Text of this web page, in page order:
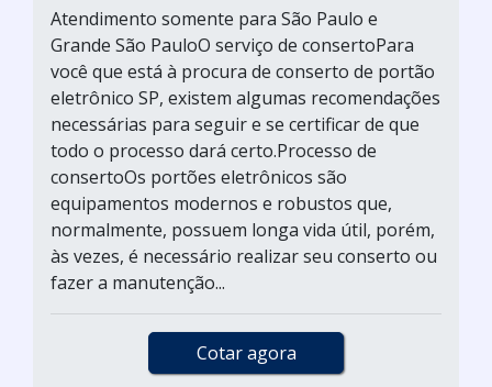
Atendimento somente para São Paulo e
Grande São PauloO serviço de consertoPara
você que está à procura de conserto de portão
eletrônico SP, existem algumas recomendações
necessárias para seguir e se certificar de que
todo o processo dará certo.Processo de
consertoOs portões eletrônicos são
equipamentos modernos e robustos que,
normalmente, possuem longa vida útil, porém,
às vezes, é necessário realizar seu conserto ou
fazer a manutenção...
Cotar agora